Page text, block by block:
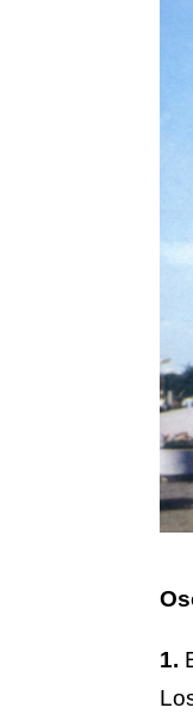
1.